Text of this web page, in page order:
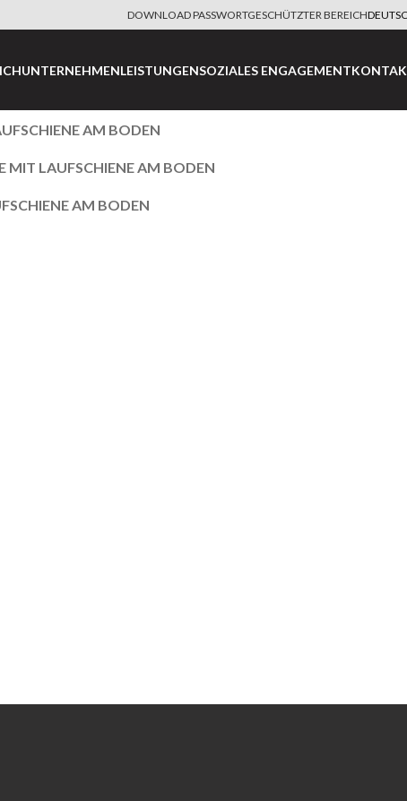
DOWNLOAD PASSWORTGESCHÜTZTER BEREICH
UNTERNEHMENLEISTUNGENSOZIALES ENGAGEMENT
AM BODEN
MIT LAUFSCHIENE AM BODEN
AM BODEN